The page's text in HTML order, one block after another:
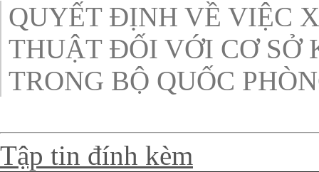
QUYẾT ĐỊNH VỀ VIỆC
THUẬT ĐỐI VỚI CƠ SỞ
TRONG BỘ QUỐC
Tập tin đính kèm